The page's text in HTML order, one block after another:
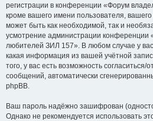
регистрации в конференции «Форум
кроме вашего имени пользователя,
может быть как необходимой, так и
усмотрение администрации конференции
любителей ЗИЛ 157». В любом случае у
какая информация из вашей учётной
того, у вас есть возможность согласиться/
сообщений, автоматически
phpBB.
Ваш пароль надёжно зашифрован
Однако не рекомендуется использовать